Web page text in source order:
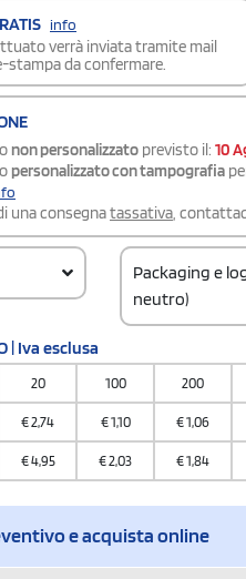
info
verrà inviata tramite mail
stampa da confermare.
non personalizzato previsto il: 10
personalizzato con tampografia
una consegnatassativa ,
Packaging e
neutro)
Quantità per
25 / Inner carton
Quantità per
100
| Iva esclusa
20 100 200
€2,74 €1,10 €1,06
€4,95 €2,03 €1,84
e acquista online